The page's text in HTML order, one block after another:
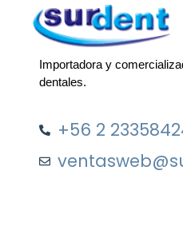
Importadora y
dentales.
+56 2